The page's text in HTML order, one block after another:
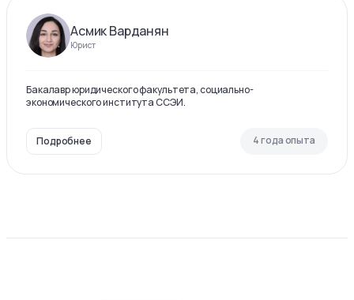
Асмик Варданян
Юрист
Бакалавр юридического факультета, социально-
экономического института ССЭИ.
Подробнее 4 года опыта